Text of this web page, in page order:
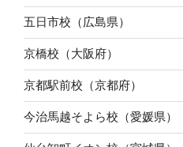
五日市校（広島県）
京橋校（大阪府）
京都駅前校（京都府）
今治馬越そよら校（愛媛県）